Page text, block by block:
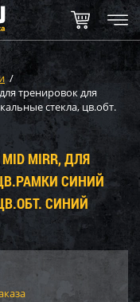
/
тренировок для
стекла, цв.обт.
MIRR, ДЛЯ
СИНИЙ
СИНИЙ